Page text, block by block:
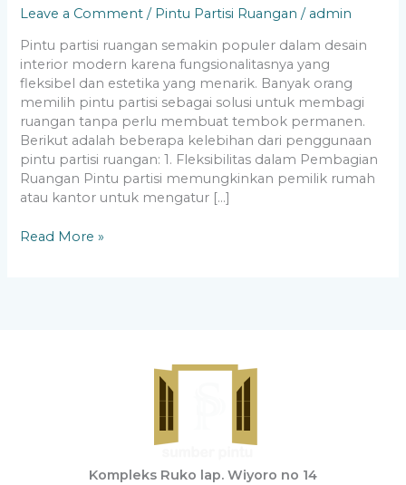
Leave a Comment / Pintu Partisi Ruangan / admin
Pintu partisi ruangan semakin populer dalam desain
interior modern karena fungsionalitasnya yang
fleksibel dan estetika yang menarik. Banyak orang
memilih pintu partisi sebagai solusi untuk membagi
ruangan tanpa perlu membuat tembok permanen.
Berikut adalah beberapa kelebihan dari penggunaan
pintu partisi ruangan: 1. Fleksibilitas dalam Pembagian
Ruangan Pintu partisi memungkinkan pemilik rumah
atau kantor untuk mengatur […]
Read More »
Kompleks Ruko lap. Wiyoro no 14